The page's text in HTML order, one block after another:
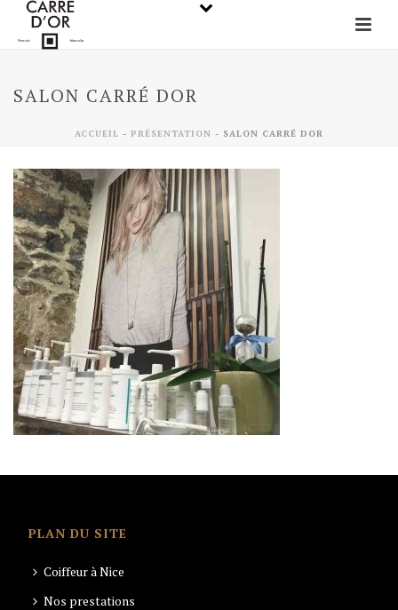
SALON CARRÉ DOR
ACCUEIL - PRÉSENTATION - SALON CARRÉ DOR
PLAN DU SITE
Coiffeur à Nice
Nos prestations